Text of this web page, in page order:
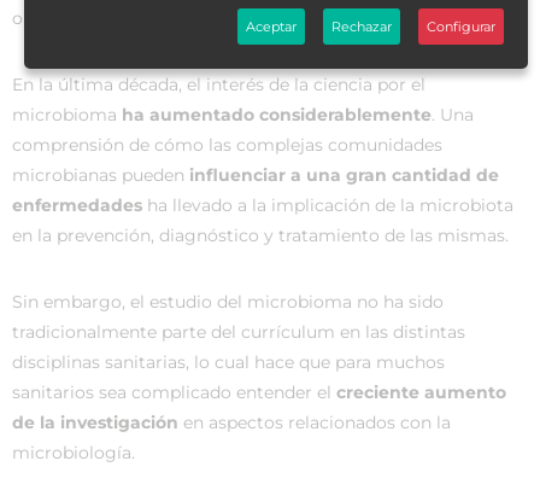
organismo humano.
En la última década, el interés de la ciencia por el
microbioma ha aumentado considerablemente. Una
comprensión de cómo las complejas comunidades
microbianas pueden influenciar a una gran cantidad de
enfermedades ha llevado a la implicación de la microbiota
en la prevención, diagnóstico y tratamiento de las mismas.
Sin embargo, el estudio del microbioma no ha sido
tradicionalmente parte del currículum en las distintas
disciplinas sanitarias, lo cual hace que para muchos
sanitarios sea complicado entender el creciente aumento
de la investigación en aspectos relacionados con la
microbiología.
Aceptar Rechazar Configurar